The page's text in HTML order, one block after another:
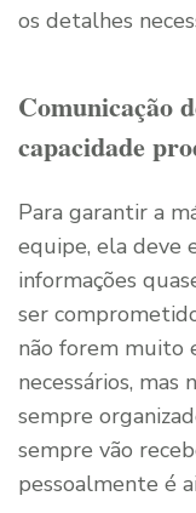
os detalhes
Comunicação
capacidade
Para garantir a
equipe, ela deve
informações
ser
não forem muito
necessários, mas
sempre
sempre vão
pessoalmente é